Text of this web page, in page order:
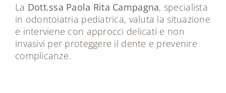
La Dott.ssa Paola Rita Campagna, specialista
in odontoiatria pediatrica, valuta la situazione
e interviene con approcci delicati e non
invasivi per proteggere il dente e prevenire
complicanze.